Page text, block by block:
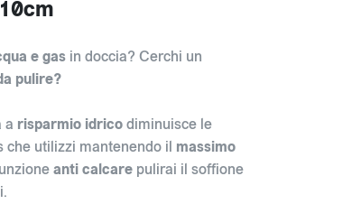
e gasin doccia? Cerchi un
pulire?
a risparmio idricodiminuisce le
che utilizzi mantenendo il massimo
anti calcarepulirai il soffione